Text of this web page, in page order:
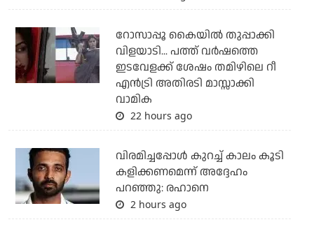
റോസാപ്പൂ കൈയില്‍ തുപ്പാക്കി
വിളയാടി... പത്ത് വര്‍ഷത്തെ
ഇടവേളക്ക് ശേഷം തമിഴിലെ റീ
എന്‍ട്രി അതിരടി മാസ്സാക്കി
വാമിക
22 hours ago
വിരമിച്ചപ്പോള്‍ കുറച്ച് കാലം കൂടി
കളിക്കണമെന്ന് അദ്ദേഹം
പറഞ്ഞു: രഹാനെ
2 hours ago